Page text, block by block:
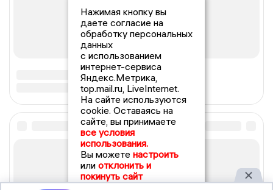
Нажимая кнопку вы
даете согласие на
обработку персональных
данных
с использованием
интернет-сервиса
Яндекс.Метрика,
top.mail.ru, LiveInternet.
На сайте используются
cookie. Оставаясь на
сайте, вы принимаете
все условия
использования.
Вы можете настроить
или отклонить и
покинуть сайт